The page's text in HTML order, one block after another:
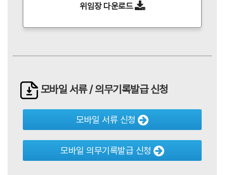
위임장 다운로드
모바일 서류 / 의무기록발급신청
모바일 서류 신청
모바일 의무기록발급 신청